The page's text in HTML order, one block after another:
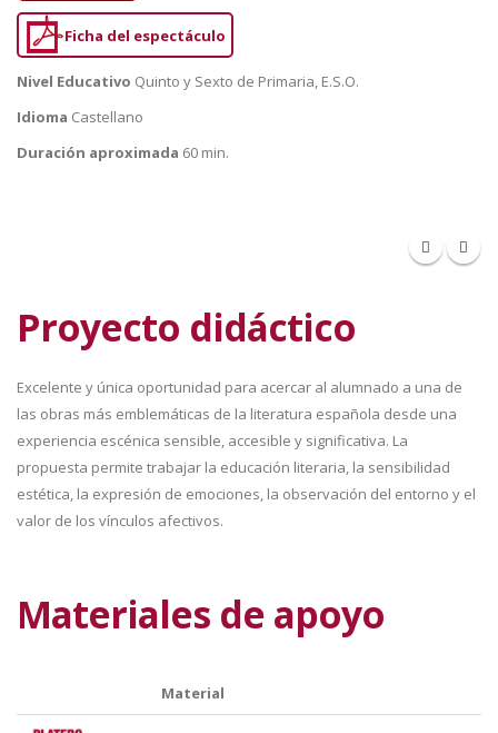
Ficha del espectáculo
Nivel Educativo Quinto y Sexto de Primaria, E.S.O.
Idioma Castellano
Duración aproximada 60 min.
Proyecto didáctico
Excelente y única oportunidad para acercar al alumnado a una de
las obras más emblemáticas de la literatura española desde una
experiencia escénica sensible, accesible y significativa. La
propuesta permite trabajar la educación literaria, la sensibilidad
estética, la expresión de emociones, la observación del entorno y el
valor de los vínculos afectivos.
Materiales de apoyo
Material